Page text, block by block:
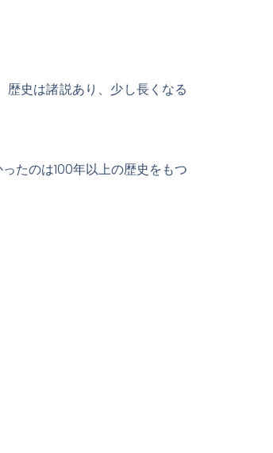
史は諸説あり、少し長くなる
たのは100年以上の歴史をもつ